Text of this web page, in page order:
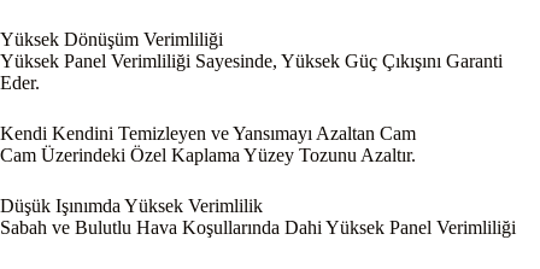
Yüksek Dönüşüm Verimliliği
Yüksek Panel Verimliliği Sayesinde, Yüksek Güç Çıkışını Garanti
Eder.
Kendi Kendini Temizleyen ve Yansımayı Azaltan Cam
Cam Üzerindeki Özel Kaplama Yüzey Tozunu Azaltır.
Düşük Işınımda Yüksek Verimlilik
Sabah ve Bulutlu Hava Koşullarında Dahi Yüksek Panel Verimliliği